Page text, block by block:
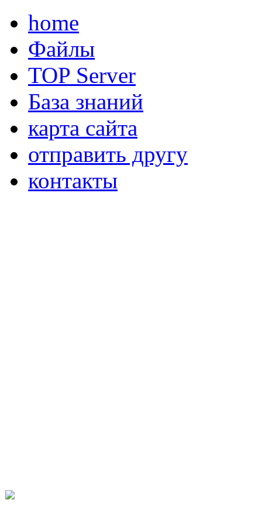
home
Файлы
TOP Server
База знаний
карта сайта
отправить другу
контакты